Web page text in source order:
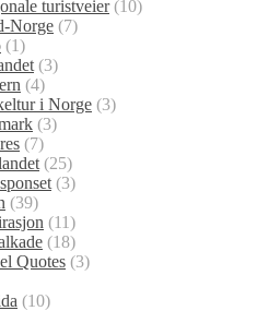
turistveier(10)
Norge (7)
(1)
(3)
(4)
i Norge (3)
(3)
(7)
(25)
(3)
(39)
(11)
(18)
Quotes (3)
(10)